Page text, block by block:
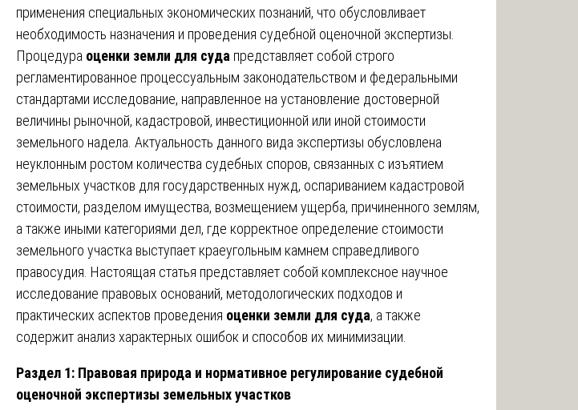
применения специальных экономических познаний, что обусловливает
необходимость назначения и проведения судебной оценочной экспертизы.
Процедура оценки земли для суда представляет собой строго
регламентированное процессуальным законодательством и федеральными
стандартами исследование, направленное на установление достоверной
величины рыночной, кадастровой, инвестиционной или иной стоимости
земельного надела. Актуальность данного вида экспертизы обусловлена
неуклонным ростом количества судебных споров, связанных с изъятием
земельных участков для государственных нужд, оспариванием кадастровой
стоимости, разделом имущества, возмещением ущерба, причиненного землям,
а также иными категориями дел, где корректное определение стоимости
земельного участка выступает краеугольным камнем справедливого
правосудия. Настоящая статья представляет собой комплексное научное
исследование правовых оснований, методологических подходов и
практических аспектов проведения оценки земли для суда, а также
содержит анализ характерных ошибок и способов их минимизации.
Раздел 1: Правовая природа и нормативное регулирование судебной
оценочной экспертизы земельных участков